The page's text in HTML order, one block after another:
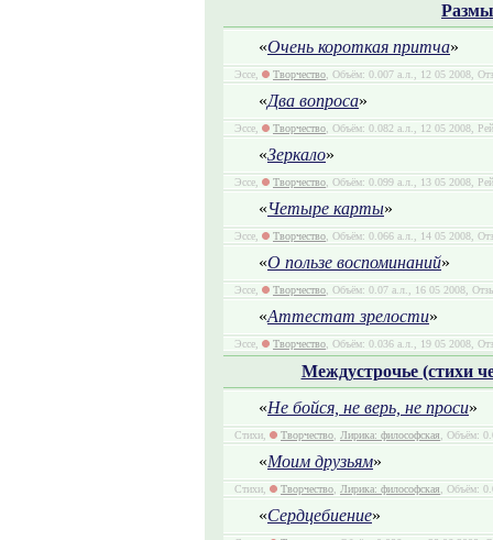
«Очень короткая притча»
Эссе, Творчество, Объём: 0.007 а.л., 12 05 2008,
«Два вопроса»
Эссе, Творчество, Объём: 0.082 а.л., 12 05 2008,
«Зеркало»
Эссе, Творчество, Объём: 0.099 а.л., 13 05 2008,
«Четыре карты»
Эссе, Творчество, Объём: 0.066 а.л., 14 05 2008,
«О пользе воспоминаний»
Эссе, Творчество, Объём: 0.07 а.л., 16 05 2008,
«Аттестат зрелости»
Эссе, Творчество, Объём: 0.036 а.л., 19 05 2008,
Междустрочье (стихи
«Не бойся, не верь, не проси»
Стихи, Творчество, Лирика: философская, Объём:
«Моим друзьям»
Стихи, Творчество, Лирика: философская, Объём:
«Сердцебиение»